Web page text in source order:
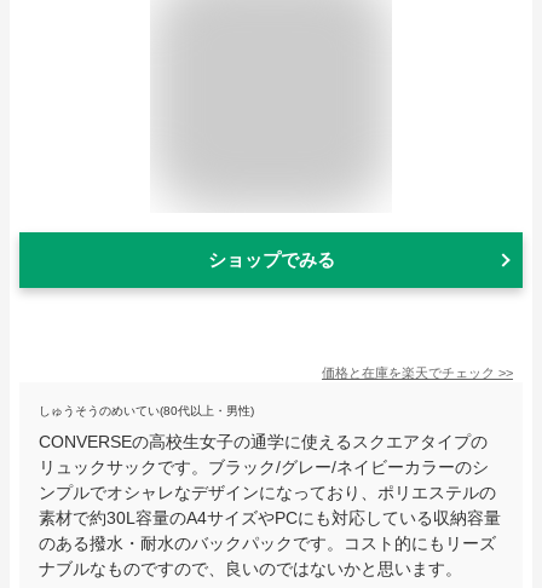
ショップでみる
価格と在庫を楽天でチェック >>
しゅうそうのめいてい(80代以上・男性)
CONVERSEの高校生女子の通学に使えるスクエアタイプの
リュックサックです。ブラック/グレー/ネイビーカラーのシ
ンプルでオシャレなデザインになっており、ポリエステルの
素材で約30L容量のA4サイズやPCにも対応している収納容量
のある撥水・耐水のバックパックです。コスト的にもリーズ
ナブルなものですので、良いのではないかと思います。